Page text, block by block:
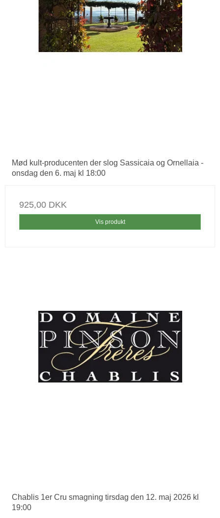
Mød kult-producenten der slog Sassicaia og Ornellaia -
onsdag den 6. maj kl 18:00
925,00 DKK
Vis produkt
Chablis 1er Cru smagning tirsdag den 12. maj 2026 kl
19:00